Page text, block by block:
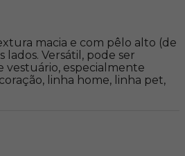
macia e com pêlo alto (de
lados. Versátil, pode ser
vestuário, especialmente
linha home, linha pet,